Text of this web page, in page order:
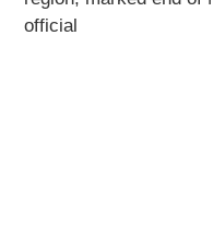
official